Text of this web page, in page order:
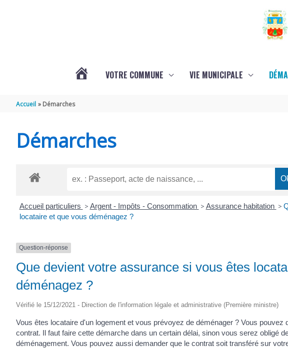
VOTRE COMMUNE VIE MUNICIPALE
Accueil Démarches
Démarches
Accueil particuliers > Argent - Impôts - Consommation > Assurance habitation >
locataire et que vous déménagez ?
Question-réponse
Que devient votre assurance si vous êtes
déménagez ?
Vérifié le 15/12/2021 - Direction de l'information légale et administrative (Première ministre)
Vous êtes locataire d'un logement et vous prévoyez de déménager ? Vous
contrat. Il faut faire cette démarche dans un certain délai, sinon vous serez obligé
déménagement. Vous pouvez aussi demander que le contrat soit transféré sur